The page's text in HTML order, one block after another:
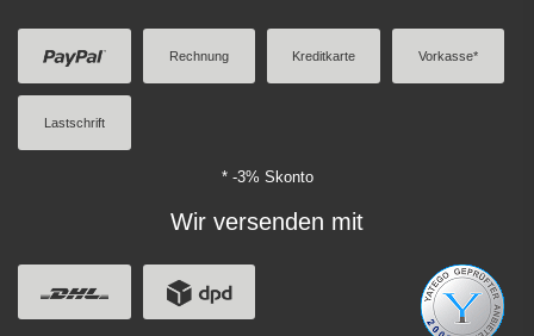
Rechnung Kreditkarte Vorkasse*
Lastschrift
* -3% Skonto
Wir versenden mit